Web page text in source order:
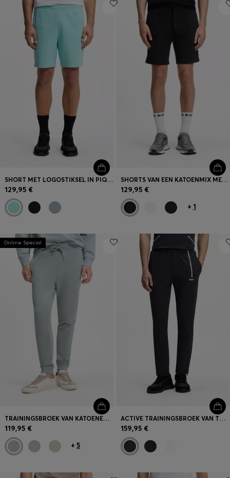
SHORT MET LOGOSTIKSEL IN PIQUÉ JERSEY VAN EEN KATOENMIX
129,95 €
SHORTS VAN EEN KATOENMIX MET BIESDETAILS
129,95 €
+ 1
Online Special
TRAININGSBROEK VAN KATOENEN BADSTOF MET LOGOPATCH
119,95 €
+5
ACTIVE TRAININGSBROEK VAN THERMOREGULERENDE STRETCHGABARDINE
159,95 €